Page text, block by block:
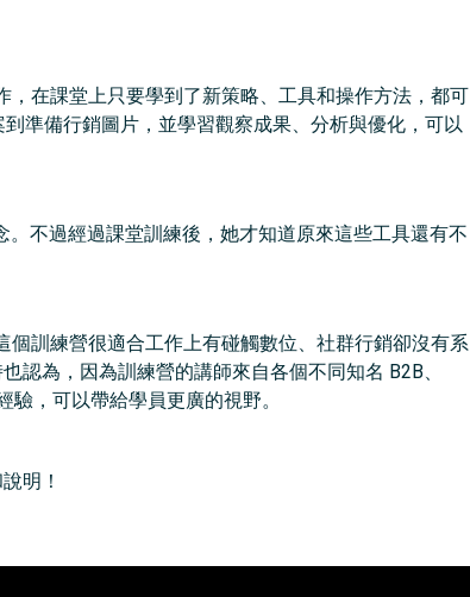
，在課堂上只要學到了新策略、工具和操作方法，都可
準備行銷圖片，並學習觀察成果、分析與優化，可以
不過經過課堂訓練後，她才知道原來這些工具還有不
個訓練營很適合工作上有碰觸數位、社群行銷卻沒有系
認為，因為訓練營的講師來自各個不同知名 B2B、
，可以帶給學員更廣的視野。
明！